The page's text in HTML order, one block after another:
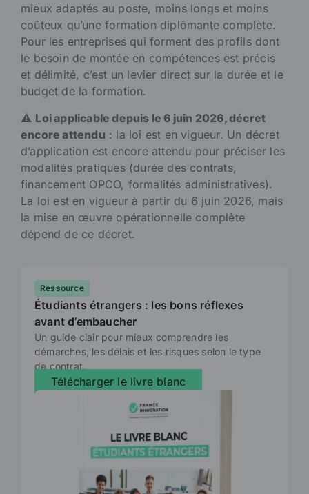
mieux adaptés au poste, moins longs et moins
coûteux qu’une formation diplômante complète.
Pour les entreprises qui forment des profils dont
le besoin de montée en compétences est précis
et délimité, c’est un levier direct sur la durée et le
budget de la formation.
⚠️ Loi applicable depuis le 6 juin 2026, décret
encore attendu : la loi est en vigueur. Un décret
d’application est encore attendu pour préciser les
modalités pratiques (durée des contrats,
financement OPCO, formalités administratives).
La loi est en vigueur à partir du 6 juin 2026, mais
la mise en œuvre opérationnelle complète
dépend de ce décret.
Ressource
Étudiants étrangers : les bons réflexes
avant d’embaucher
Un guide clair pour mieux comprendre les
démarches, les délais et les risques selon le type
de contrat.
Télécharger le livre blanc